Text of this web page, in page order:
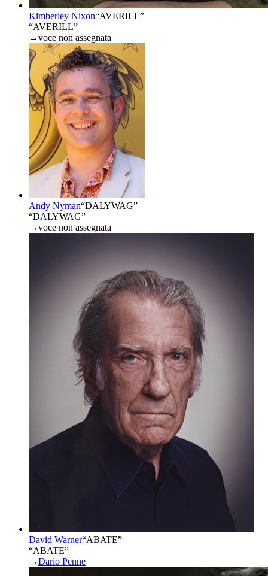
Kimberley Nixon“AVERILL”
“AVERILL”
→voce non assegnata
Andy Nyman“DALYWAG”
“DALYWAG”
→voce non assegnata
David Warner“ABATE”
“ABATE”
→Dario Penne